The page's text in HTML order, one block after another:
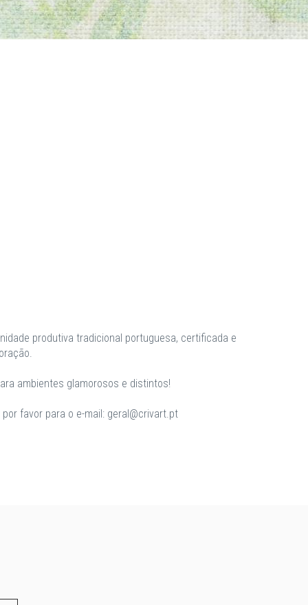
produtiva tradicional portuguesa, certificada e
ambientes glamorosos e distintos!
favor para o e-mail: geral@crivart.pt